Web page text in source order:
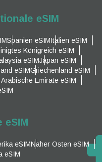
eSIM
Spanien eSIMItalien eSIM
Königreich eSIM
eSIMJapan eSIM
eSIMGriechenland eSIM
Emirate eSIM
eSIM
eSIMNaher Osten eSIM
eSIM